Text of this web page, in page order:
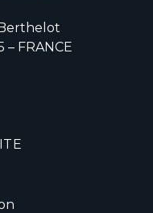
– FRANCE